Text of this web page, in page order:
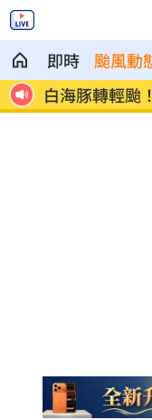
即時 颱風動
白海豚轉輕颱